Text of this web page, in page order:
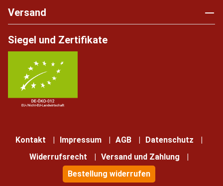
Versand
Siegel und Zertifikate
Kontakt Impressum AGB
Datenschutz
Widerrufsrecht
Versand und Zahlung
Bestellung widerrufen